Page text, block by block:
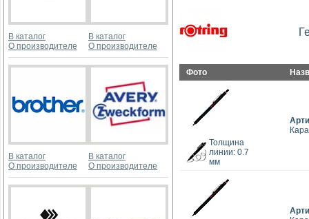
В каталог
О производителе
В каталог
О производителе
В каталог
О производителе
В каталог
О производителе
Фото
Толщина
линии: 0.7
мм